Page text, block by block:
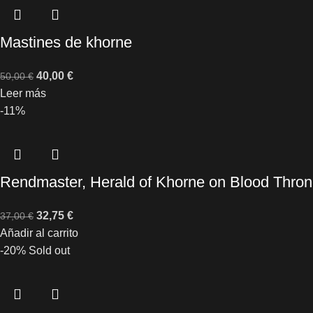
Mastines de khorne
50,00€ 40,00 €
Leer más
-11%
Rendmaster, Herald of Khorne on Blood
37,00€ 32,75 €
Añadir al carrito
-20% Sold out